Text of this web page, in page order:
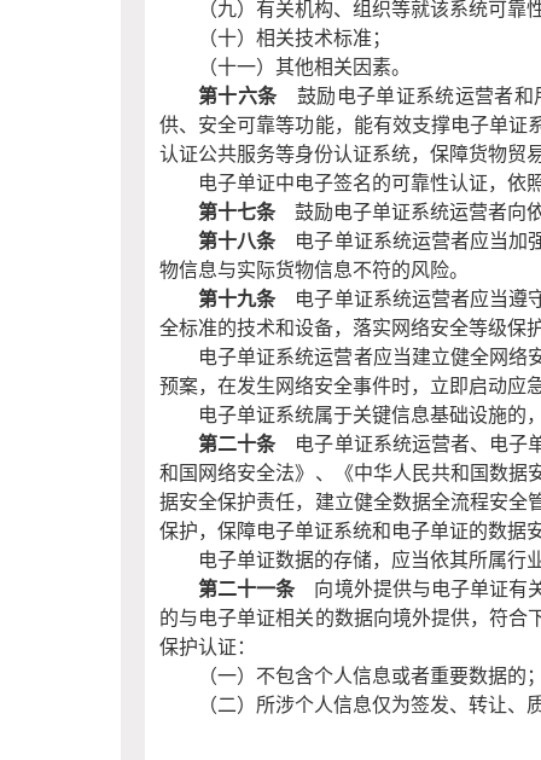
（九）有关机构、组织等就该系统可靠
（十）相关技术标准；
（十一）其他相关因素。
第十六条鼓励电子单证系统运营者和
供、安全可靠等功能，能有效支撑电子单证
认证公共服务等身份认证系统，保障货物贸
电子单证中电子签名的可靠性认证，依
第十七条鼓励电子单证系统运营者向依
第十八条电子单证系统运营者应当加
物信息与实际货物信息不符的风险。
第十九条电子单证系统运营者应当遵
全标准的技术和设备，落实网络安全等级保
电子单证系统运营者应当建立健全网络
预案，在发生网络安全事件时，立即启动应
电子单证系统属于关键信息基础设施的
第二十条电子单证系统运营者、电子
和国网络安全法》、《中华人民共和国数据
据安全保护责任，建立健全数据全流程安全
保护，保障电子单证系统和电子单证的数据
电子单证数据的存储，应当依其所属行
第二十一条向境外提供与电子单证有
的与电子单证相关的数据向境外提供，符合
保护认证：
（一）不包含个人信息或者重要数据的
（二）所涉个人信息仅为签发、转让